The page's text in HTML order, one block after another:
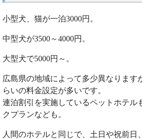
小型犬、猫が一泊3000円。
中型犬が3500～4000円。
大型犬で5000円～。
広島県の地域によって多少異なります
らいの料金設定が多いです。
連泊割引を実施しているペットホテル
クプランなども。
人間のホテルと同じで、土日や祝前日